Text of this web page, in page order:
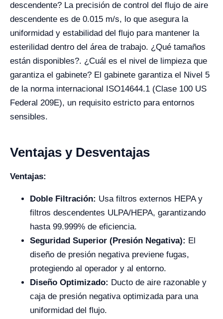
descendente? La precisión de control del flujo de aire
descendente es de 0.015 m/s, lo que asegura la
uniformidad y estabilidad del flujo para mantener la
esterilidad dentro del área de trabajo. ¿Qué tamaños
están disponibles?. ¿Cuál es el nivel de limpieza que
garantiza el gabinete? El gabinete garantiza el Nivel 5
de la norma internacional ISO14644.1 (Clase 100 US
Federal 209E), un requisito estricto para entornos
sensibles.
Ventajas y Desventajas
Ventajas:
Doble Filtración: Usa filtros externos HEPA y
filtros descendentes ULPA/HEPA, garantizando
hasta 99.999% de eficiencia.
Seguridad Superior (Presión Negativa): El
diseño de presión negativa previene fugas,
protegiendo al operador y al entorno.
Diseño Optimizado: Ducto de aire razonable y
caja de presión negativa optimizada para una
uniformidad del flujo.